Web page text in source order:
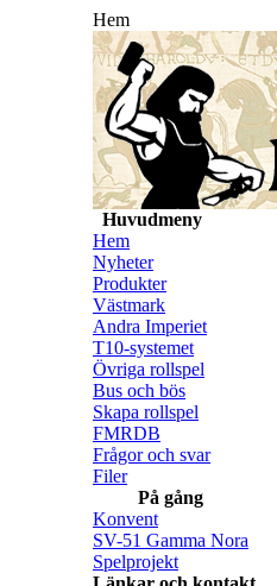
Hem
Huvudmeny
Hem
Nyheter
Produkter
Västmark
Andra Imperiet
T10-systemet
Övriga rollspel
Bus och bös
Skapa rollspel
FMRDB
Frågor och svar
Filer
På gång
Konvent
SV-51 Gamma Nora
Spelprojekt